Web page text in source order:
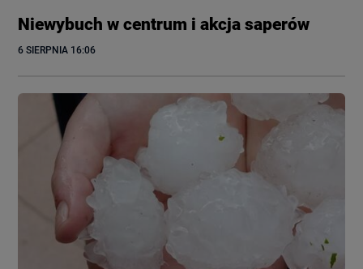
Niewybuch w centrum i akcja saperów
6 SIERPNIA 16:06